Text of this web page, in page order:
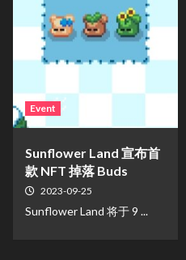
Event
Sunflower Land 宣布首
款 NFT 掉落 Buds
2023-09-25
Sunflower Land 将于 9 ...